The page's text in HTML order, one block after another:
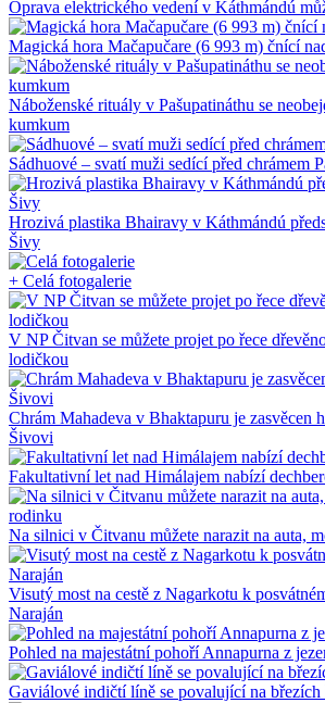
Oprava elektrického vedení v Káthmándú
Magická hora Mačapučare (6 993 m) čnící
Náboženské rituály v Pašupatináthu se
kumkum
Sádhuové – svatí muži sedící před chrámem
Hrozivá plastika Bhairavy v Káthmándú
Šivy
+ Celá fotogalerie
V NP Čitvan se můžete projet po řece
lodičkou
Chrám Mahadeva v Bhaktapuru je zasvěcen
Šivovi
Fakultativní let nad Himálajem nabízí
Na silnici v Čitvanu můžete narazit na auta,
Visutý most na cestě z Nagarkotu k
Naraján
Pohled na majestátní pohoří Annapurna z
Gaviálové indičtí líně se povalující na